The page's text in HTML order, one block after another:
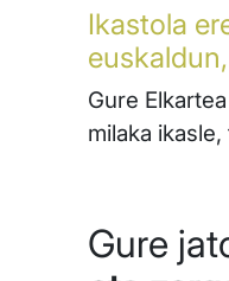
Ikastola
Gure
milaka
Gure